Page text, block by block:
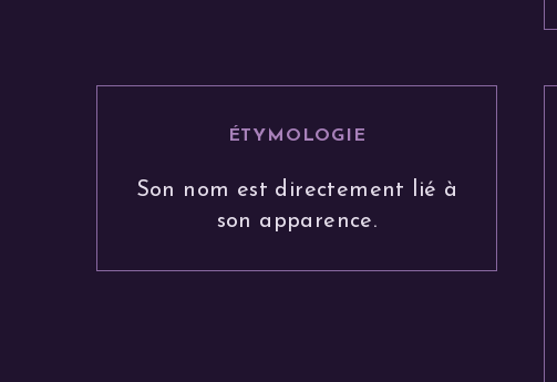
ÉTYMOLOGIE
Son nom est directement lié à
son apparence.